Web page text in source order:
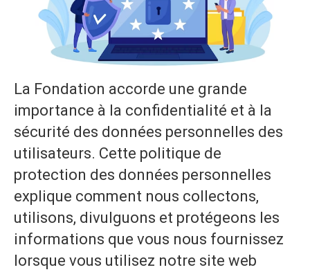
La Fondation accorde une grande
importance à la confidentialité et à la
sécurité des données personnelles des
utilisateurs. Cette politique de
protection des données personnelles
explique comment nous collectons,
utilisons, divulguons et protégeons les
informations que vous nous fournissez
lorsque vous utilisez notre site web